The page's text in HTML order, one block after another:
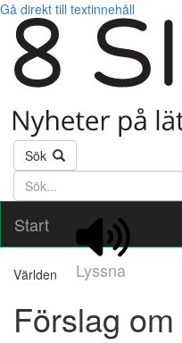
Gå direkt till textinnehåll
Sök
Söktext
Start
Lyssna
Världen
Förslag